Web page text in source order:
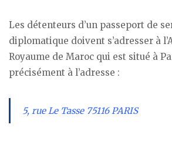
Les détenteurs d’un passeport de
diplomatique doivent s’adresser à
Royaume de Maroc qui est situé à
précisément à l’adresse :
5, rue Le Tasse 75116 PARIS